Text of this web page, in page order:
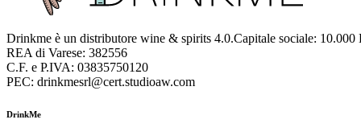
Drinkme è un distributore wine & spirits 4.0.Capitale sociale: 10.000
REA di Varese: 382556
C.F. e P.IVA: 03835750120
PEC: drinkmesrl@cert.studioaw.com
DrinkMe